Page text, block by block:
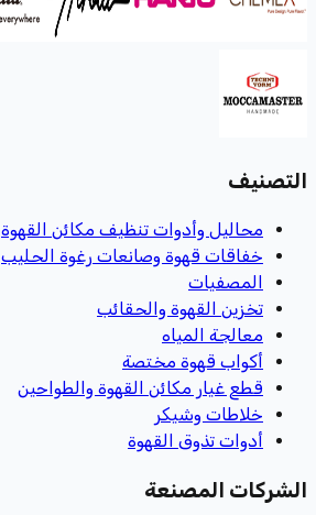
التصنيف
محاليل وأدوات تنظيف مكائن القهوة
خفاقات قهوة وصانعات رغوة الحليب
المصفيات
تخزين القهوة والحقائب
معالجة المياه
أكواب قهوة مختصة
قطع غيار مكائن القهوة والطواحين
خلاطات وشيكر
أدوات تذوق القهوة
الشركات المصنعة